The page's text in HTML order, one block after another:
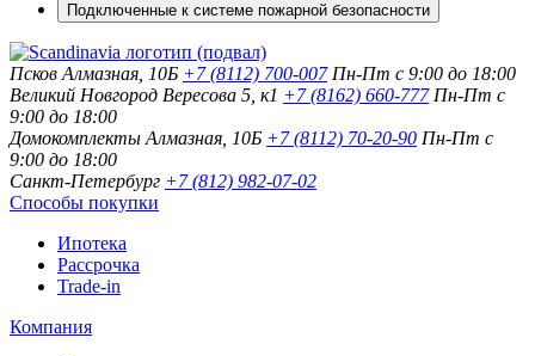
Подключенные к системе пожарной безопасности
Псков Алмазная, 10Б +7 (8112) 700-007 Пн-Пт с 9:00 до 18:00
Великий Новгород Вересова 5, к1 +7 (8162) 660-777 Пн-Пт с
9:00 до 18:00
Домокомплекты Алмазная, 10Б +7 (8112) 70-20-90 Пн-Пт с
9:00 до 18:00
Санкт-Петербург +7 (812) 982-07-02
Способы покупки
Ипотека
Рассрочка
Trade-in
Компания